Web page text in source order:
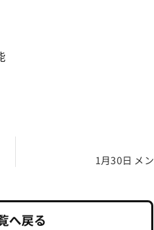
1月30日 メ
へ戻る